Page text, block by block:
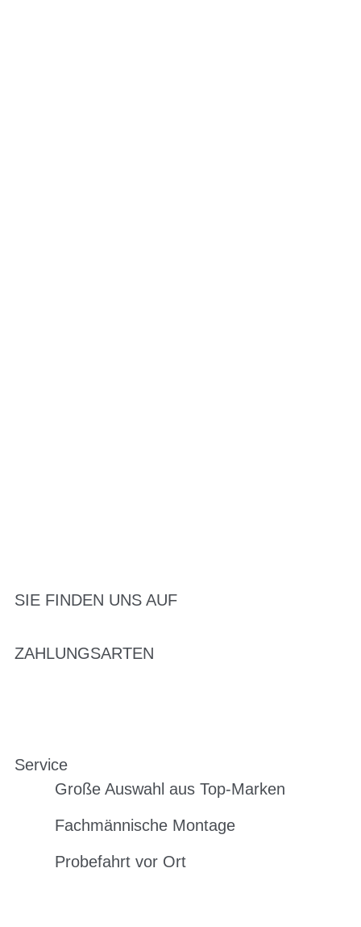
SIE FINDEN UNS AUF
ZAHLUNGSARTEN
Service
Große Auswahl aus Top-Marken
Fachmännische Montage
Probefahrt vor Ort